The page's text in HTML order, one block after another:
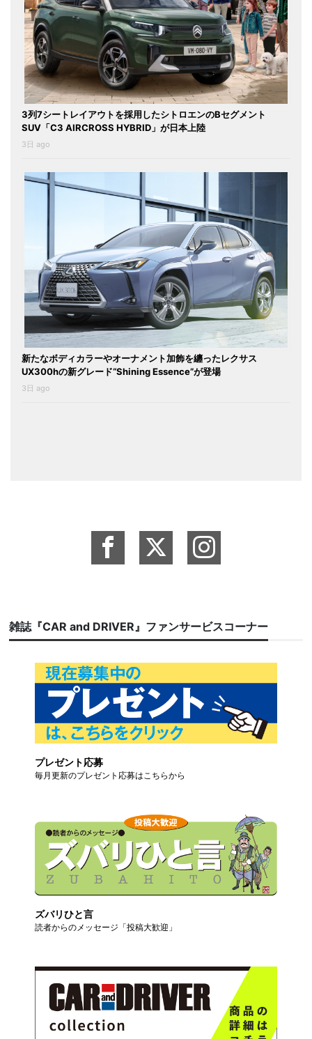
3列7シートレイアウトを採用したシトロエンのBセグメント
SUV「C3 AIRCROSS HYBRID」が日本上陸
3日 ago
新たなボディカラーやオーナメント加飾を纏ったレクサス
UX300hの新グレード“Shining Essence”が登場
3日 ago
雑誌『CAR and DRIVER』ファンサービスコーナー
プレゼント応募
毎月更新のプレゼント応募はこちらから
ズバリひと言
読者からのメッセージ「投稿大歓迎」